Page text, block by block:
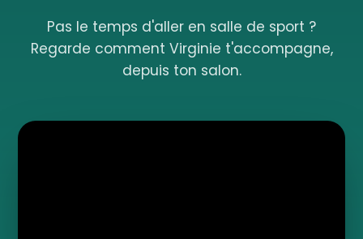
Pas le temps d'aller en salle de sport ?
Regarde comment Virginie t'accompagne,
depuis ton salon.